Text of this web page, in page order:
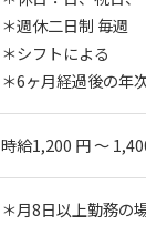
＊週休二日制 毎週
＊シフトによる
＊6ヶ月経過後の
時給1,200 円 〜
＊月8日以上勤務の